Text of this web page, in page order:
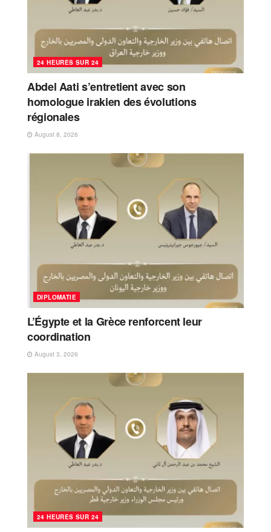
24 HEURES SUR 24
Abdel Aati s’entretient avec son
homologue irakien des évolutions
régionales
August 8, 2026
DIPLOMATIE
L’Égypte et la Grèce renforcent leur
coordination
August 3, 2026
24 HEURES SUR 24